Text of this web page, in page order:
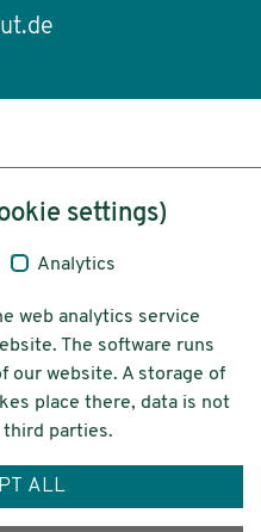
für
e.V.
settings)
Analytics
web analytics service
The software runs
our website. A storage of
place there, data is not
parties.
ALL